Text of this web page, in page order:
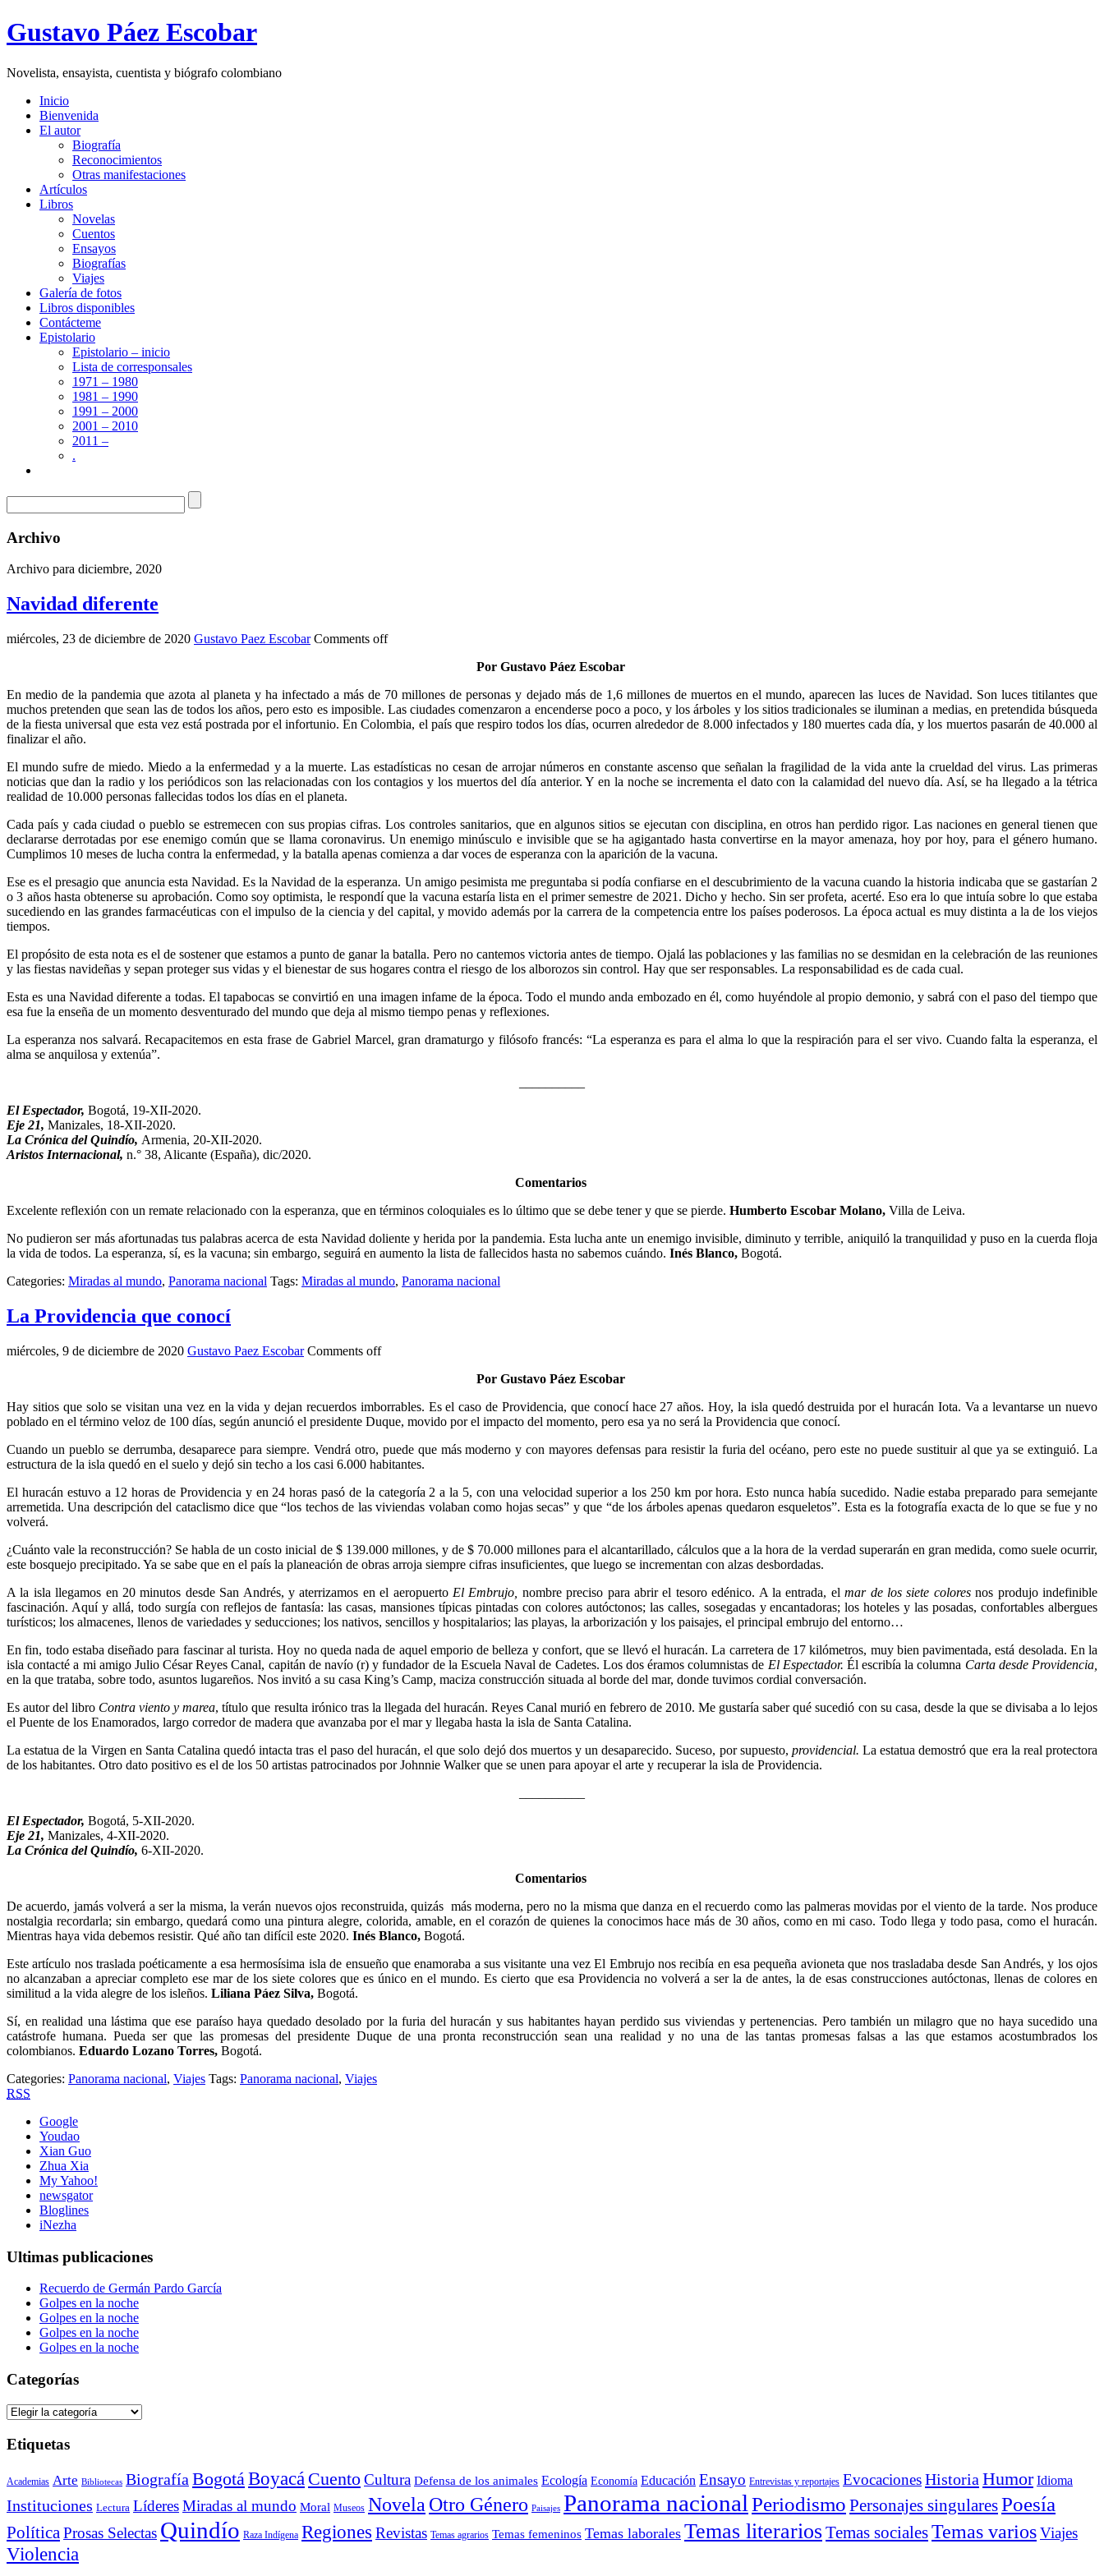
Gustavo Páez Escobar
Novelista, ensayista, cuentista y biógrafo colombiano
Inicio
Bienvenida
El autor
Biografía
Reconocimientos
Otras manifestaciones
Artículos
Libros
Novelas
Cuentos
Ensayos
Biografías
Viajes
Galería de fotos
Libros disponibles
Contácteme
Epistolario
Epistolario – inicio
Lista de corresponsales
1971 – 1980
1981 – 1990
1991 – 2000
2001 – 2010
2011 –
.
Archivo
Archivo para diciembre, 2020
Navidad diferente
miércoles, 23 de diciembre de 2020 Gustavo Paez Escobar Comments off
Por Gustavo Páez Escobar
En medio de la pandemia que azota al planeta y ha infectado a más de 70 millones de personas y dejado más de 1,6 millones de muertos en el mundo, aparecen las luces de Navidad. Son luces titilantes que
muchos pretenden que sean las de todos los años, pero esto es imposible. Las ciudades comenzaron a encenderse poco a poco, y los árboles y los sitios tradicionales se iluminan a medias, en pretendida búsqueda
de la fiesta universal que esta vez está postrada por el infortunio. En Colombia, el país que respiro todos los días, ocurren alrededor de 8.000 infectados y 180 muertes cada día, y los muertos pasarán de 40.000 al
finalizar el año.
El mundo sufre de miedo. Miedo a la enfermedad y a la muerte. Las estadísticas no cesan de arrojar números en constante ascenso que señalan la fragilidad de la vida ante la crueldad del virus. Las primeras
noticias que dan la radio y los periódicos son las relacionadas con los contagios y los muertos del día anterior. Y en la noche se incrementa el dato con la calamidad del nuevo día. Así, se ha llegado a la tétrica
realidad de 10.000 personas fallecidas todos los días en el planeta.
Cada país y cada ciudad o pueblo se estremecen con sus propias cifras. Los controles sanitarios, que en algunos sitios se ejecutan con disciplina, en otros han perdido rigor. Las naciones en general tienen que
declararse derrotadas por ese enemigo común que se llama coronavirus. Un enemigo minúsculo e invisible que se ha agigantado hasta convertirse en la mayor amenaza, hoy por hoy, para el género humano.
Cumplimos 10 meses de lucha contra la enfermedad, y la batalla apenas comienza a dar voces de esperanza con la aparición de la vacuna.
Ese es el presagio que anuncia esta Navidad. Es la Navidad de la esperanza. Un amigo pesimista me preguntaba si podía confiarse en el descubrimiento de la vacuna cuando la historia indicaba que se gastarían 2
o 3 años hasta obtenerse su aprobación. Como soy optimista, le respondí que la vacuna estaría lista en el primer semestre de 2021. Dicho y hecho. Sin ser profeta, acerté. Eso era lo que intuía sobre lo que estaba
sucediendo en las grandes farmacéuticas con el impulso de la ciencia y del capital, y movido además por la carrera de la competencia entre los países poderosos. La época actual es muy distinta a la de los viejos
tiempos.
El propósito de esta nota es el de sostener que estamos a punto de ganar la batalla. Pero no cantemos victoria antes de tiempo. Ojalá las poblaciones y las familias no se desmidan en la celebración de las reuniones
y las fiestas navideñas y sepan proteger sus vidas y el bienestar de sus hogares contra el riesgo de los alborozos sin control. Hay que ser responsables. La responsabilidad es de cada cual.
Esta es una Navidad diferente a todas. El tapabocas se convirtió en una imagen infame de la época. Todo el mundo anda embozado en él, como huyéndole al propio demonio, y sabrá con el paso del tiempo que
esa fue la enseña de un momento desventurado del mundo que deja al mismo tiempo penas y reflexiones.
La esperanza nos salvará. Recapacitemos en esta frase de Gabriel Marcel, gran dramaturgo y filósofo francés: “La esperanza es para el alma lo que la respiración para el ser vivo. Cuando falta la esperanza, el
alma se anquilosa y extenúa”.
El Espectador, Bogotá, 19-XII-2020.
Eje 21, Manizales, 18-XII-2020.
La Crónica del Quindío, Armenia, 20-XII-2020.
Aristos Internacional, n.° 38, Alicante (España), dic/2020.
Comentarios
Excelente reflexión con un remate relacionado con la esperanza, que en términos coloquiales es lo último que se debe tener y que se pierde. Humberto Escobar Molano, Villa de Leiva.
No pudieron ser más afortunadas tus palabras acerca de esta Navidad doliente y herida por la pandemia. Esta lucha ante un enemigo invisible, diminuto y terrible, aniquiló la tranquilidad y puso en la cuerda floja
la vida de todos. La esperanza, sí, es la vacuna; sin embargo, seguirá en aumento la lista de fallecidos hasta no sabemos cuándo. Inés Blanco, Bogotá.
Categories: Miradas al mundo, Panorama nacional Tags: Miradas al mundo, Panorama nacional
La Providencia que conocí
miércoles, 9 de diciembre de 2020 Gustavo Paez Escobar Comments off
Por Gustavo Páez Escobar
Hay sitios que solo se visitan una vez en la vida y dejan recuerdos imborrables. Es el caso de Providencia, que conocí hace 27 años. Hoy, la isla quedó destruida por el huracán Iota. Va a levantarse un nuevo
poblado en el término veloz de 100 días, según anunció el presidente Duque, movido por el impacto del momento, pero esa ya no será la Providencia que conocí.
Cuando un pueblo se derrumba, desaparece para siempre. Vendrá otro, puede que más moderno y con mayores defensas para resistir la furia del océano, pero este no puede sustituir al que ya se extinguió. La
estructura de la isla quedó en el suelo y dejó sin techo a los casi 6.000 habitantes.
El huracán estuvo a 12 horas de Providencia y en 24 horas pasó de la categoría 2 a la 5, con una velocidad superior a los 250 km por hora. Esto nunca había sucedido. Nadie estaba preparado para semejante
arremetida. Una descripción del cataclismo dice que “los techos de las viviendas volaban como hojas secas” y que “de los árboles apenas quedaron esqueletos”. Esta es la fotografía exacta de lo que se fue y no
volverá.
¿Cuánto vale la reconstrucción? Se habla de un costo inicial de $ 139.000 millones, y de $ 70.000 millones para el alcantarillado, cálculos que a la hora de la verdad superarán en gran medida, como suele ocurrir,
este bosquejo precipitado. Ya se sabe que en el país la planeación de obras arroja siempre cifras insuficientes, que luego se incrementan con alzas desbordadas.
A la isla llegamos en 20 minutos desde San Andrés, y aterrizamos en el aeropuerto El Embrujo, nombre preciso para abrir el tesoro edénico. A la entrada, elmar de los siete coloresnos produjo indefinible
fascinación. Aquí y allá, todo surgía con reflejos de fantasía: las casas, mansiones típicas pintadas con colores autóctonos; las calles, sosegadas y encantadoras; los hoteles y las posadas, confortables albergues
turísticos; los almacenes, llenos de variedades y seducciones; los nativos, sencillos y hospitalarios; las playas, la arborización y los paisajes, el principal embrujo del entorno…
En fin, todo estaba diseñado para fascinar al turista. Hoy no queda nada de aquel emporio de belleza y confort, que se llevó el huracán. La carretera de 17 kilómetros, muy bien pavimentada, está desolada. En la
isla contacté a mi amigo Julio César Reyes Canal, capitán de navío (r) y fundador de la Escuela Naval de Cadetes. Los dos éramos columnistas de El Espectador. Él escribía la columna Carta desde Providencia,
en la que trataba, sobre todo, asuntos lugareños. Nos invitó a su casa King’s Camp maciza construcción situada al borde del mar, donde tuvimos cordial conversación.
Es autor del libro Contra viento y marea, título que resulta irónico tras la llegada del huracán. Reyes Canal murió en febrero de 2010. Me gustaría saber qué sucedió con su casa, desde la que se divisaba a lo lejos
el Puente de los Enamorados, largo corredor de madera que avanzaba por el mar y llegaba hasta la isla de Santa Catalina.
La estatua de la Virgen en Santa Catalina quedó intacta tras el paso del huracán, el que solo dejó dos muertos y un desaparecido. Suceso, por supuesto, providencial. La estatua demostró que era la real protectora
de los habitantes. Otro dato positivo es el de los 50 artistas patrocinados por Johnnie Walker que se unen para apoyar el arte y recuperar la isla de Providencia.
El Espectador, Bogotá, 5-XII-2020.
Eje 21, Manizales, 4-XII-2020.
La Crónica del Quindío, 6-XII-2020.
Comentarios
De acuerdo, jamás volverá a ser la misma, la verán nuevos ojos reconstruida, quizás más moderna, pero no la misma que danza en el recuerdo como las palmeras movidas por el viento de la tarde. Nos produce
nostalgia recordarla; sin embargo, quedará como una pintura alegre, colorida, amable, en el corazón de quienes la conocimos hace más de 30 años, como en mi caso. Todo llega y todo pasa, como el huracán.
Mientras haya vida debemos resistir. Qué año tan difícil este 2020. Inés Blanco, Bogotá.
Este artículo nos traslada poéticamente a esa hermosísima isla de ensueño que enamoraba a sus visitante una vez El Embrujo nos recibía en esa pequeña avioneta que nos trasladaba desde San Andrés, y los ojos
no alcanzaban a apreciar completo ese mar de los siete colores que es único en el mundo. Es cierto que esa Providencia no volverá a ser la de antes, la de esas construcciones autóctonas, llenas de colores en
similitud a la vida alegre de los isleños. Liliana Páez Silva, Bogotá.
Sí, en realidad una lástima que ese paraíso haya quedado desolado por la furia del huracán y sus habitantes hayan perdido sus viviendas y pertenencias. Pero también un milagro que no haya sucedido una
catástrofe humana. Pueda ser que las promesas del presidente Duque de una pronta reconstrucción sean una realidad y no una de las tantas promesas falsas a las que estamos acostumbrados los
colombianos. Eduardo Lozano Torres, Bogotá.
Categories: Panorama nacional, Viajes Tags: Panorama nacional, Viajes
RSS
Google
Youdao
Xian Guo
Zhua Xia
My Yahoo!
newsgator
Bloglines
iNezha
Ultimas publicaciones
Recuerdo de Germán Pardo García
Golpes en la noche
Golpes en la noche
Golpes en la noche
Golpes en la noche
Categorías
Categorías
Etiquetas
Academias Arte Bibliotecas Biografía BogotáBoyacá CuentoCultura Defensa de los animales Ecología Economía Educación Ensayo Entrevistas y reportajes EvocacionesHistoria Humor Idioma
Instituciones Lectura LíderesMiradas al mundo Moral Museos NovelaOtro Género Paisajes Panorama nacional Periodismo Personajes singularesPoesía
PolíticaProsas Selectas Quindío Raza Indígena Regiones Revistas Temas agrarios Temas femeninos Temas laborales Temas literariosTemas socialesTemas variosViajes
Violencia